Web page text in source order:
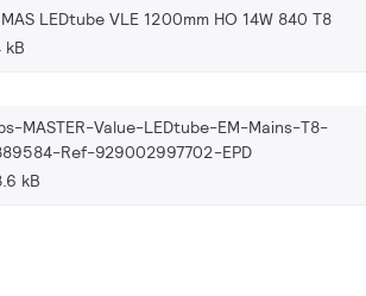
LEDtube VLE 1200mm HO 14W 840 T8
kB
MASTER-Value-LEDtube-EM-Mains-T8-
Ref-929002997702-EPD
kB